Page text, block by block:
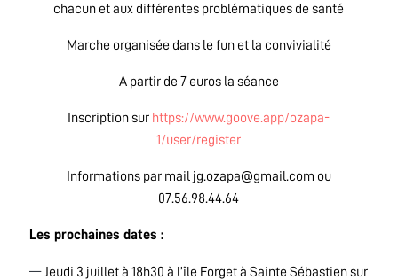
chacun et aux différentes problématiques de santé
Marche organisée dans le fun et la convivialité
A partir de 7 euros la séance
Inscription sur https://www.goove.app/ozapa-
1/user/register
Informations par mail jg.ozapa@gmail.com ou
07.56.98.44.64
Les prochaines dates :
Jeudi 3 juillet à 18h30 à l’île Forget à Sainte Sébastien sur